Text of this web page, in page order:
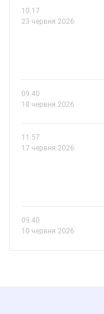
10.17
23 червня 2026
09.40
18 червня 2026
11.57
17 червня 2026
09.40
10 червня 2026